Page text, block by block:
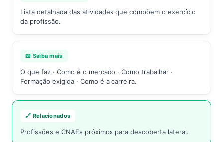
Lista detalhada das atividades que compõem o exercício
da profissão.
📖 Saiba mais
O que faz · Como é o mercado · Como trabalhar ·
Formação exigida · Como é a carreira.
🔗 Relacionados
Profissões e CNAEs próximos para descoberta lateral.